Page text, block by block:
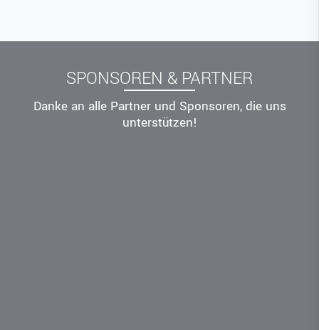
SPONSOREN & PARTNER
Danke an alle Partner und Sponsoren, die uns
unterstützen!